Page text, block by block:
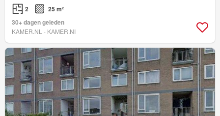
2
25 m²
30+ dagen geleden
KAMER.NL - KAMER.NI